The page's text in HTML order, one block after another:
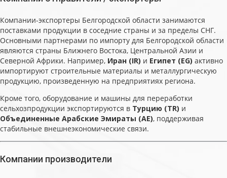
Компании-экспортеры Белгородской области занимаются
поставками продукции в соседние страны и за пределы СНГ.
Основными партнерами по импорту для Белгородской области
являются страны Ближнего Востока, Центральной Азии и
Северной Африки. Например, Иран (IR) и Египет (EG) активно
импортируют строительные материалы и металлургическую
продукцию, произведенную на предприятиях региона.
Кроме того, оборудование и машины для переработки
сельхозпродукции экспортируются в Турцию (TR) и
Объединенные Арабские Эмираты (AE), поддерживая
стабильные внешнеэкономические связи.
Компании производители